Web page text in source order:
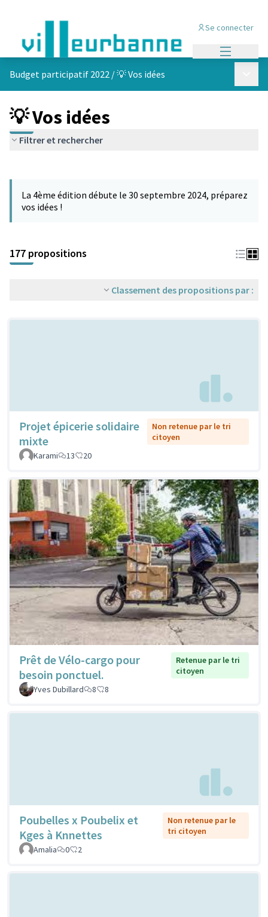
Se connecter
Budget participatif 2022 /💡 Vos idées
💡 Vos idées
Filtrer et rechercher
−
La 4ème édition débute le 30 septembre 2024, préparez
vos idées !
177 propositions
Classement des propositions par :
Projet épicerie solidaire
mixte
Non retenue par le tri
citoyen
Karami
13 20
Prêt de Vélo-cargo pour
besoin ponctuel.
Retenue par le tri
citoyen
Yves Dubillard
8 8
Poubelles x Poubelix et
Kges à Knnettes
Non retenue par le
tri citoyen
Amalia
0 2